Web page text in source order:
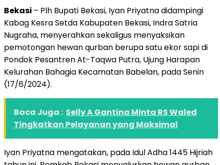
Bekasi – Plh Bupati Bekasi, Iyan Priyatna didampingi
Kabag Kesra Setda Kabupaten Bekasi, Indra Satria
Nugraha, menyerahkan sekaligus menyaksikan
pemotongan hewan qurban berupa satu ekor sapi di
Pondok Pesantren At-Taqwa Putra, Ujung Harapan
Kelurahan Bahagia Kecamatan Babelan, pada Senin
(17/6/2024).
Baca Juga : Selly A Gantina Minta RS Waled
Tingkatkan Pelayanan yang Maksimal
Iyan Priyatna mengatakan, pada Idul Adha 1445 Hijriah